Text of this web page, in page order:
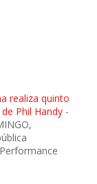
realiza quinto
Phil Handy -